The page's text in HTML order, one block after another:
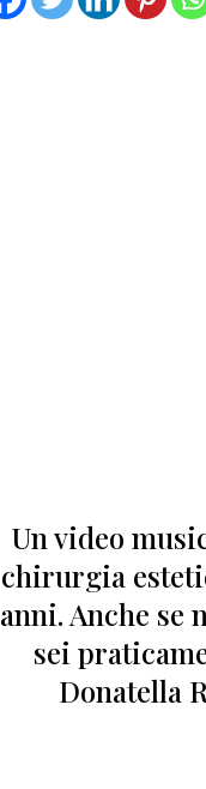
Un video
chirurgia
anni. Anche se
sei
Donatella